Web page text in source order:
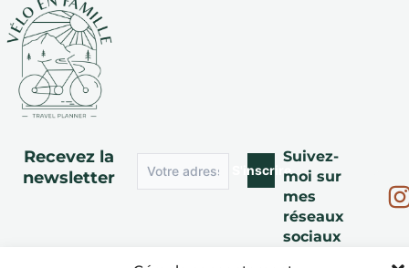
Recevez la
newsletter
S'inscrire
Suivez-
moi sur
mes
réseaux
sociaux